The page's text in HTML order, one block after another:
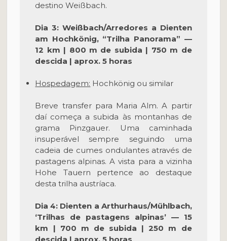
destino Weißbach.
Dia 3: Weißbach/Arredores a Dienten
am Hochkönig, “Trilha Panorama” —
12 km | 800 m de subida | 750 m de
descida | aprox. 5 horas
Hospedagem: Hochkönig ou similar
Breve transfer para Maria Alm. A partir
daí começa a subida às montanhas de
grama Pinzgauer. Uma caminhada
insuperável sempre seguindo uma
cadeia de cumes ondulantes através de
pastagens alpinas. A vista para a vizinha
Hohe Tauern pertence ao destaque
desta trilha austríaca.
Dia 4: Dienten a Arthurhaus/Mühlbach,
‘Trilhas de pastagens alpinas’ — 15
km | 700 m de subida | 250 m de